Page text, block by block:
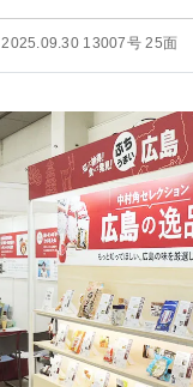
2025.09.30 13007号 25面